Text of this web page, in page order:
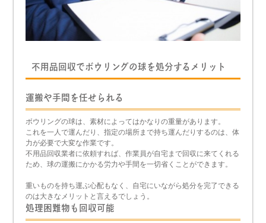
不用品回収でボウリングの球を処分するメリット
運搬や手間を任せられる
ボウリングの球は、素材によってはかなりの重量があります。
これを一人で運んだり、指定の場所まで持ち運んだりするのは、体
力が必要で大変な作業です。
不用品回収業者に依頼すれば、作業員が自宅まで回収に来てくれる
ため、球の運搬にかかる労力や手間を一切省くことができます。
重いものを持ち運ぶ心配もなく、自宅にいながら処分を完了できる
のは大きなメリットと言えるでしょう。
処理困難物も回収可能